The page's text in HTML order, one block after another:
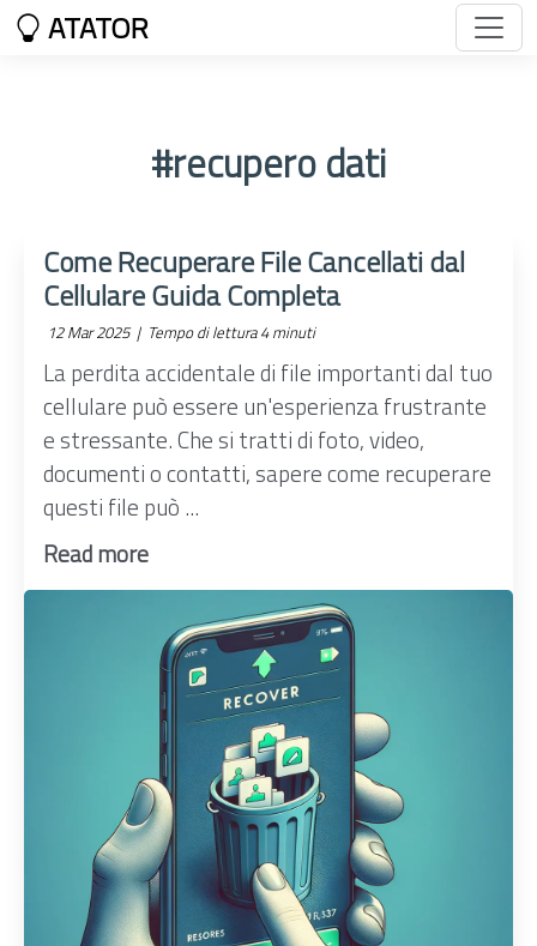
ATATOR
#recupero dati
Come Recuperare File Cancellati dal
Cellulare Guida Completa
12 Mar 2025 | Tempo di lettura 4 minuti
La perdita accidentale di file importanti dal tuo
cellulare può essere un'esperienza frustrante
e stressante. Che si tratti di foto, video,
documenti o contatti, sapere come recuperare
questi file può ...
Read more